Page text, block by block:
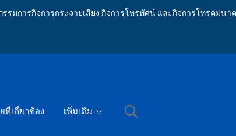
มการกิจการกระจายเสียง กิจการโทรทัศน์ และกิจการโทรคมนา
ที่เกี่ยวข้อง เพิ่มเติม